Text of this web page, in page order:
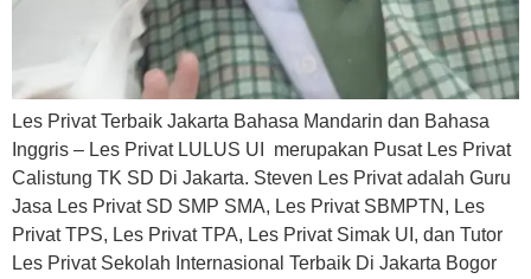
Les Privat Terbaik Jakarta Bahasa Mandarin dan Bahasa
Inggris – Les Privat LULUS UI merupakan Pusat Les Privat
Calistung TK SD Di Jakarta. Steven Les Privat adalah Guru
Jasa Les Privat SD SMP SMA, Les Privat SBMPTN, Les
Privat TPS, Les Privat TPA, Les Privat Simak UI, dan Tutor
Les Privat Sekolah Internasional Terbaik Di Jakarta Bogor